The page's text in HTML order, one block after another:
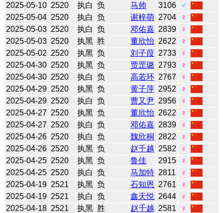
2025-05-10 2520 执白 负 马帅 3106
♂
2025-05-04 2520 执白 负 谢梓萌 2704
♀
2025-05-03 2520 执白 负 邓佑嘉 2839
♀
2025-05-03 2520 执黑 胜 董欣怡 2622
♀
2025-05-02 2520 执黑 负 刘子葭 2733
♀
2025-04-30 2520 执黑 负 贾罡璐 2793
♀
2025-04-30 2520 执白 负 高若环 2767
♀
2025-04-29 2520 执黑 负 黄子萍 2952
♀
2025-04-29 2520 执白 负 曹又尹 2956
♀
2025-04-27 2520 执黑 负 董欣怡 2622
♀
2025-04-27 2520 执白 负 邓佑嘉 2839
♀
2025-04-26 2520 执白 负 魏欣桐 2822
♀
2025-04-26 2520 执黑 负 赵千越 2582
♀
2025-04-25 2520 执黑 负 鲁佳 2915
♀
2025-04-25 2520 执白 负 马加特 2811
♀
2025-04-19 2521 执黑 负 石知恩 2761
♀
2025-04-19 2521 执白 负 鑫天悦 2644
♀
2025-04-18 2521 执黑 胜 赵千越 2581
♀